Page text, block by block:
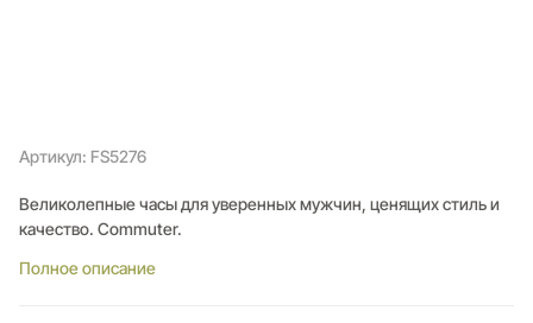
Артикул: FS5276
Великолепные часы для уверенных мужчин, ценящих стиль и
качество. Commuter.
Полное описание